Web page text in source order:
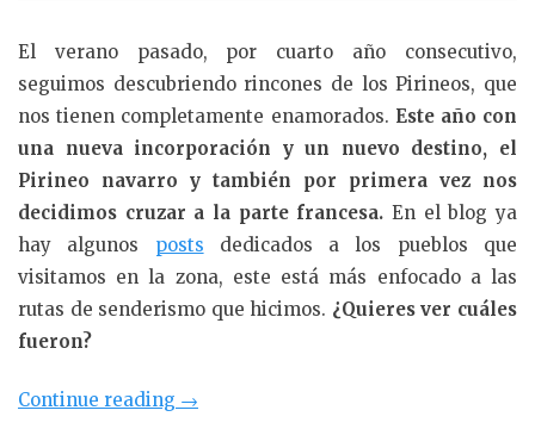
El verano pasado, por cuarto año consecutivo,
seguimos descubriendo rincones de los Pirineos, que
nos tienen completamente enamorados. Este año con
una nueva incorporación y un nuevo destino, el
Pirineo navarro y también por primera vez nos
decidimos cruzar a la parte francesa. En el blog ya
hay algunos posts dedicados a los pueblos que
visitamos en la zona, este está más enfocado a las
rutas de senderismo que hicimos. ¿Quieres ver cuáles
fueron?
Continue reading «3
→